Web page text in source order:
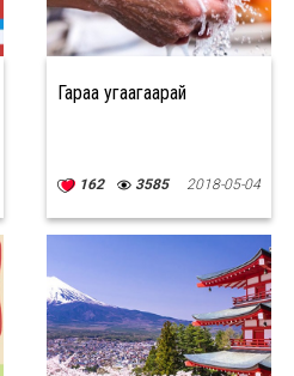
Гараа угаагаарай
162 3585 2018-05-04